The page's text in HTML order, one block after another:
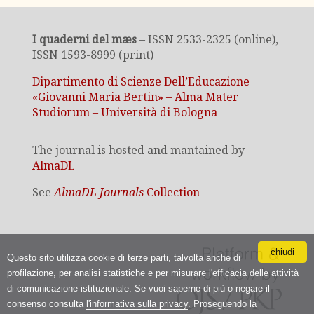
chiudi
Questo sito utilizza cookie di terze parti, talvolta anche di
profilazione, per analisi statistiche e per misurare l'efficacia delle attività
di comunicazione istituzionale. Se vuoi saperne di più o negare il
consenso consulta l'informativa sulla privacy. Proseguendo la
I quaderni del mæs– ISSN 2533-2325 (online),
ISSN 1593-8999 (print)
Dipartimento di Scienze Dell’Educazione
«Giovanni Maria Bertin» – Alma Mater
Studiorum – Università di Bologna
The journal is hosted and mantained by
AlmaDL
SeeAlmaDL JournalsCollection